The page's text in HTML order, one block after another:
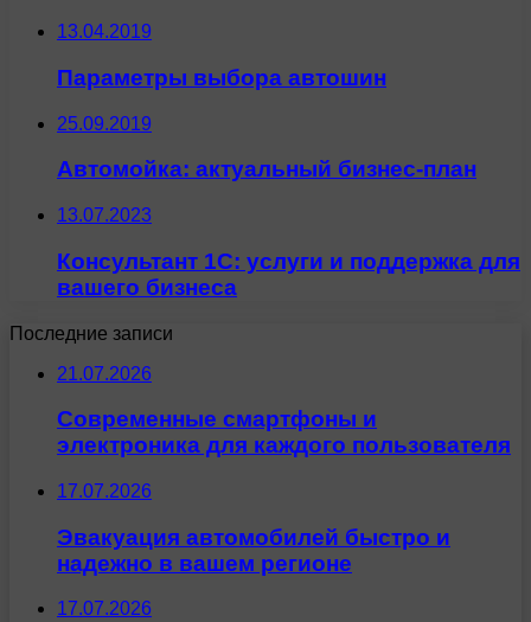
13.04.2019
Параметры выбора автошин
25.09.2019
Автомойка: актуальный бизнес-план
13.07.2023
Консультант 1С: услуги и поддержка для
вашего бизнеса
Последние записи
21.07.2026
Современные смартфоны и
электроника для каждого пользователя
17.07.2026
Эвакуация автомобилей быстро и
надежно в вашем регионе
17.07.2026